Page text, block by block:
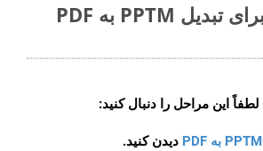
مراحل ساده برای تبدیل PPTM به PDF
لطفاً این مراحل را دنبال کنید:
PPTM به PDF
دیدن کنید.